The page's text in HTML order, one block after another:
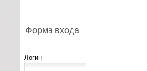
Форма входа
Логин